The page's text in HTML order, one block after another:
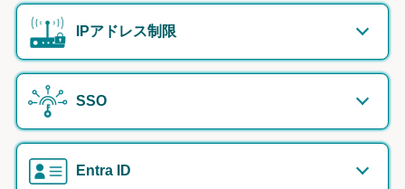
IPアドレス制限
SSO
Entra ID